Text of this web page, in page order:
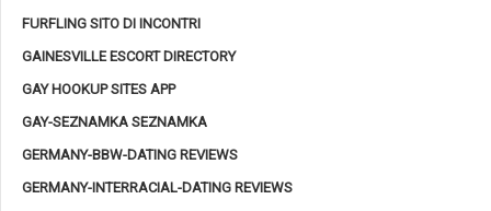
FURFLING SITO DI INCONTRI
GAINESVILLE ESCORT DIRECTORY
GAY HOOKUP SITES APP
GAY-SEZNAMKA SEZNAMKA
GERMANY-BBW-DATING REVIEWS
GERMANY-INTERRACIAL-DATING REVIEWS